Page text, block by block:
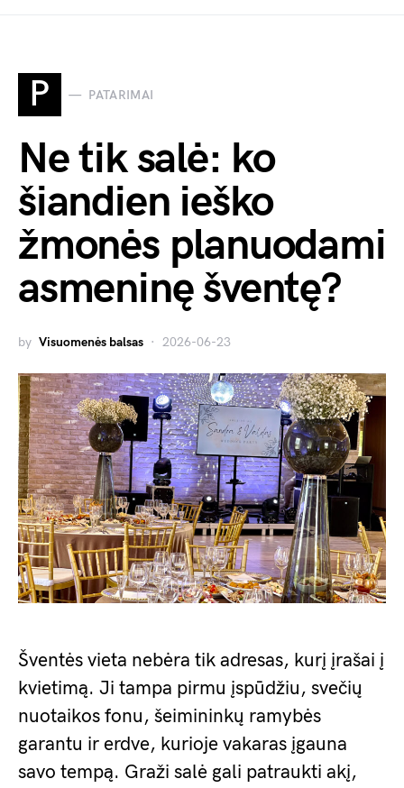
P PATARIMAI
Ne tik salė: ko
šiandien ieško
žmonės planuodami
asmeninę šventę?
by Visuomenės balsas 2026-06-23
Šventės vieta nebėra tik adresas, kurį įrašai į
kvietimą. Ji tampa pirmu įspūdžiu, svečių
nuotaikos fonu, šeimininkų ramybės
garantu ir erdve, kurioje vakaras įgauna
savo tempą. Graži salė gali patraukti akį,